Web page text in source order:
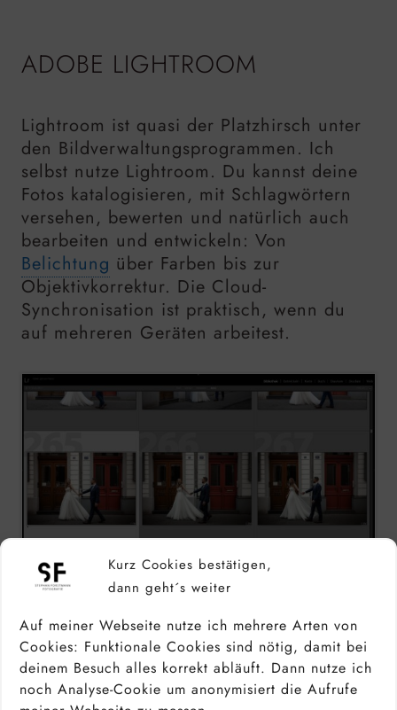
Kurz Cookies bestätigen,
dann geht´s weiter
Auf meiner Webseite nutze ich mehrere Arten von
Cookies: Funktionale Cookies sind nötig, damit bei
deinem Besuch alles korrekt abläuft. Dann nutze ich
noch Analyse-Cookie um anonymisiert die Aufrufe
ADOBE LIGHTROOM
Lightroom ist quasi der Platzhirsch unter
den Bildverwaltungsprogrammen. Ich
selbst nutze Lightroom. Du kannst deine
Fotos katalogisieren, mit Schlagwörtern
versehen, bewerten und natürlich auch
bearbeiten und entwickeln: Von
Belichtung über Farben bis zur
Objektivkorrektur. Die Cloud-
Synchronisation ist praktisch, wenn du
auf mehreren Geräten arbeitest.
Die Bildauswahl – also das Cullen – ist in
Vorteile: